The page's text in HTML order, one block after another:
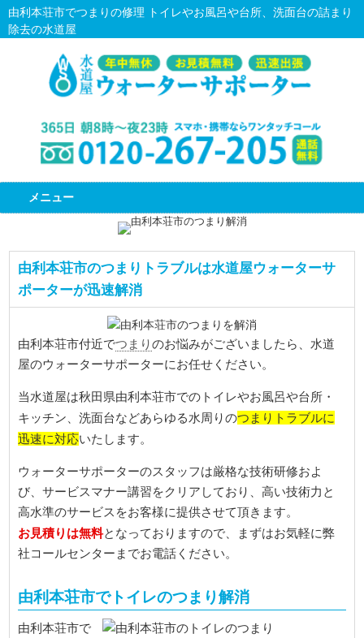
由利本荘市でつまりの修理 トイレやお風呂や台所、洗面台の詰まり
除去の水道屋
メニュー
由利本荘市のつまりトラブルは水道屋ウォーターサ
ポーターが迅速解消
由利本荘市付近でつまりのお悩みがございましたら、水道
屋のウォーターサポーターにお任せください。
当水道屋は秋田県由利本荘市でのトイレやお風呂や台所・
キッチン、洗面台などあらゆる水周りのつまりトラブルに
迅速に対応いたします。
ウォーターサポーターのスタッフは厳格な技術研修およ
び、サービスマナー講習をクリアしており、高い技術力と
高水準のサービスをお客様に提供させて頂きます。
お見積りは無料となっておりますので、まずはお気軽に弊
社コールセンターまでお電話ください。
由利本荘市でトイレのつまり解消
由利本荘市で